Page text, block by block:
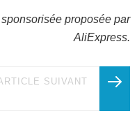
proposée par
AliExpress.
SUIVANT